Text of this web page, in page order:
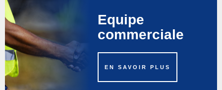
Equipe
commerciale
EN SAVOIR PLUS